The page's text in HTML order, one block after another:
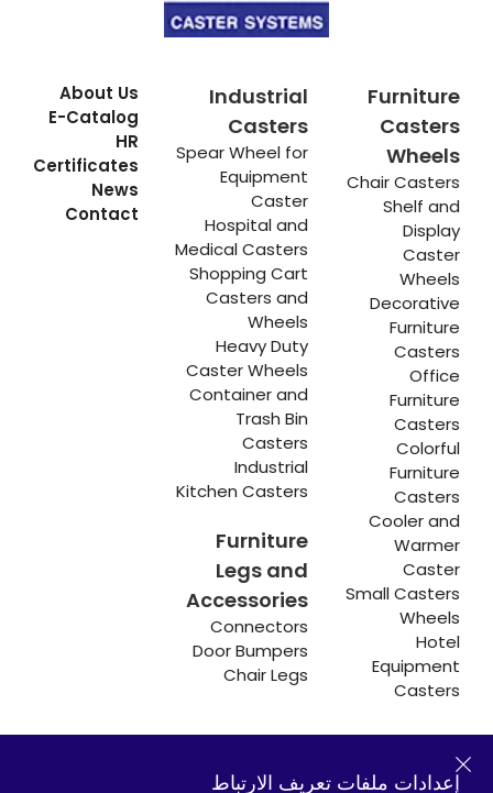
Furniture
Casters
Wheels
Chair Casters
Shelf and
Display
Caster
Wheels
Decorative
Furniture
Casters
Office
Furniture
Casters
Colorful
Furniture
Casters
Cooler and
Warmer
Caster
Small Casters
Wheels
Hotel
Equipment
Casters
Industrial
Casters
Spear Wheel for
Equipment
Caster
Hospital and
Medical Casters
Shopping Cart
Casters and
Wheels
Heavy Duty
Caster Wheels
Container and
Trash Bin
Casters
Industrial
Kitchen Casters
Furniture
Legs and
Accessories
Connectors
Door Bumpers
Chair Legs
About Us
E-Catalog
HR
Certificates
News
Contact
Hadımköy المصنع:
Atatürk Industrial Zone,إعدادات ملفات تعريف الارتباط